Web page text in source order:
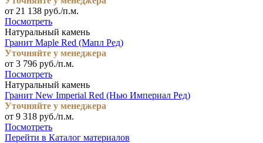
от 21 138 руб./п.м.
Посмотреть
Натуральный камень
Гранит Maple Red (Мапл Ред)
Уточняйте у менеджера
от 3 796 руб./п.м.
Посмотреть
Натуральный камень
Гранит New Imperial Red (Нью Империал Ред)
Уточняйте у менеджера
от 9 318 руб./п.м.
Посмотреть
Перейти в Каталог материалов